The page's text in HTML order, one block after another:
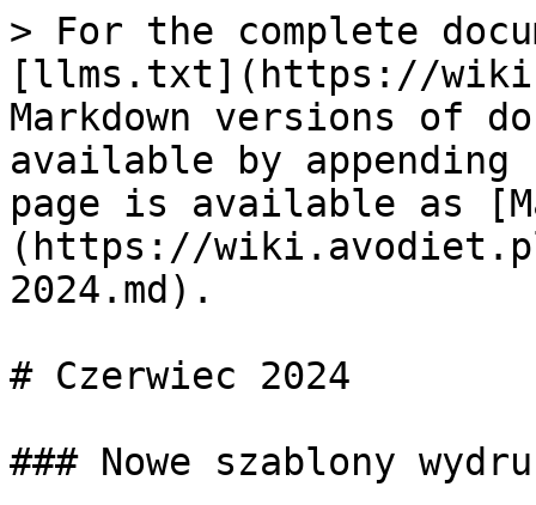
> For the complete
[llms.txt](https://
Markdown versions of
available by
page is available as
(https://
2024.md).
# Czerwiec 2024
### Nowe szablony